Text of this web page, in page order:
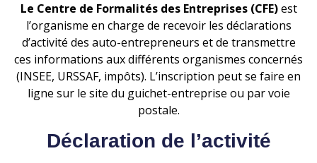
Le Centre de Formalités des Entreprises (CFE)est
l’organisme en charge de recevoir les déclarations
d’activité des auto-entrepreneurs et de transmettre
ces informations aux différents organismes concernés
(INSEE, URSSAF, impôts). L’inscription peut se faire en
ligne sur le site du guichet-entreprise ou par voie
postale.
Déclaration de l’activité